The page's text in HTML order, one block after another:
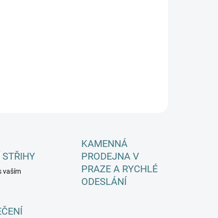
DORUČIT DO:
STŘIHY
vaším
KAMENNÁ
PRODEJNA V
PRAZE A RYCHLÉ
ODESLÁNÍ